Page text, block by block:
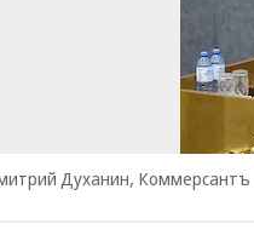
Духанин, Коммерсантъ